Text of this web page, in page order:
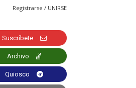
Registrarse / UNIRSE
Suscríbete
Archivo
Quiosco